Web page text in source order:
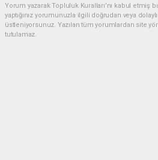
Yorum yazarak Topluluk Kuralları’nı kabul
yaptığınız yorumunuzla ilgili doğrudan veya
üstleniyorsunuz. Yazılan tüm yorumlardan site
tutulamaz.